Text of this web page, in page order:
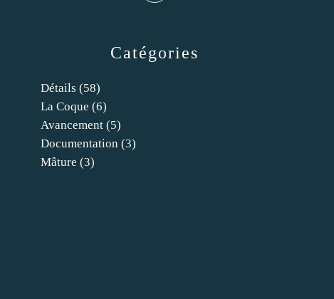
Catégories
Détails (58)
La Coque (6)
Avancement (5)
Documentation (3)
Mâture (3)